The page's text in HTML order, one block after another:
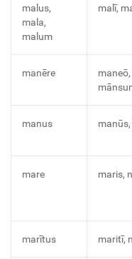
malus,
mala,
malum
malī,
manēre
manus manūs,
mare maris,
marītus maritī,